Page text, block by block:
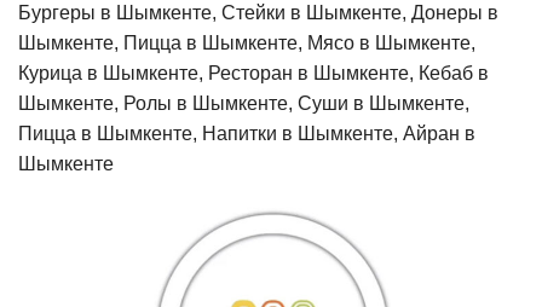
Бургеры в Шымкенте, Стейки в Шымкенте, Донеры в
Шымкенте, Пицца в Шымкенте, Мясо в Шымкенте,
Курица в Шымкенте, Ресторан в Шымкенте, Кебаб в
Шымкенте, Ролы в Шымкенте, Суши в Шымкенте,
Пицца в Шымкенте, Напитки в Шымкенте, Айран в
Шымкенте